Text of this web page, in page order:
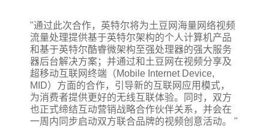
"通过此次合作，英特尔将为土豆网海量网络视频
流量处理提供基于英特尔架构的个人计算机产品
和基于英特尔酷睿微架构至强处理器的强大服务
器后台解决方案；并通过和土豆网在视频分享及
超移动互联网终端（Mobile Internet Device,
MID）方面的合作，引导新的互联网应用模式，
为消费者提供更好的无线互联体验。同时，双方
也正式缔结互动营销战略合作伙伴关系，并会在
一周内同步启动双方联合品牌的视频创意活动。 "